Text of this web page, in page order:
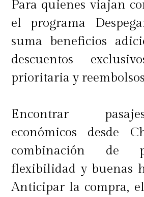
Para quienes viajan
el programa
suma beneficios
descuentos
prioritaria y
Encontrar
económicos desde
combinación de
flexibilidad y buenas
Anticipar la compra,